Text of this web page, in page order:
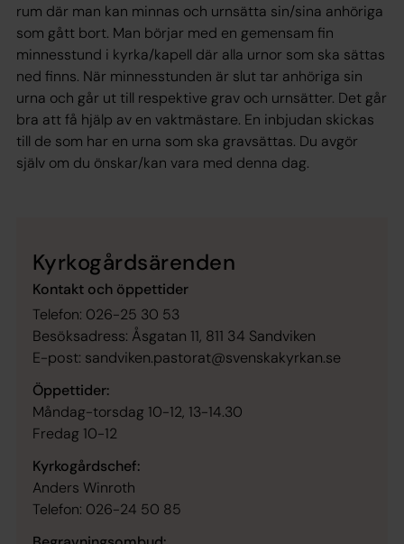
rum där man kan minnas och urnsätta sin/sina anhöriga
som gått bort. Man börjar med en gemensam fin
minnesstund i kyrka/kapell där alla urnor som ska sättas
ned finns. När minnesstunden är slut tar anhöriga sin
urna och går ut till respektive grav och urnsätter. Det går
bra att få hjälp av en vaktmästare. En inbjudan skickas
till de som har en urna som ska gravsättas. Du avgör
själv om du önskar/kan vara med denna dag.
Kyrkogårdsärenden
Kontakt och öppettider
Telefon: 026-25 30 53
Besöksadress: Åsgatan 11, 811 34 Sandviken
E-post: sandviken.pastorat@svenskakyrkan.se
Öppettider:
Måndag-torsdag 10-12, 13-14.30
Fredag 10-12
Kyrkogårdschef:
Anders Winroth
Telefon: 026-24 50 85